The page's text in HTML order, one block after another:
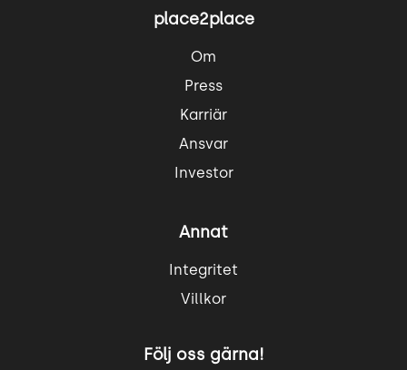
place2place
Om
Press
Karriär
Ansvar
Investor
Annat
Integritet
Villkor
Följ oss gärna!